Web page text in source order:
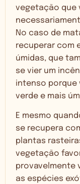
vegetação que
No caso de
recuperar com
úmidas, que
se vier um
intenso porque
verde e mais
E mesmo
se recupera
plantas
vegetação
provavelmente
as espécies